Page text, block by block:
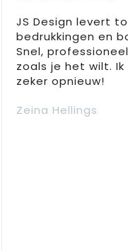
JS Design levert
bedrukkingen en
Snel,
zoals je het wilt.
zeker opnieuw!
Zeina Hellings